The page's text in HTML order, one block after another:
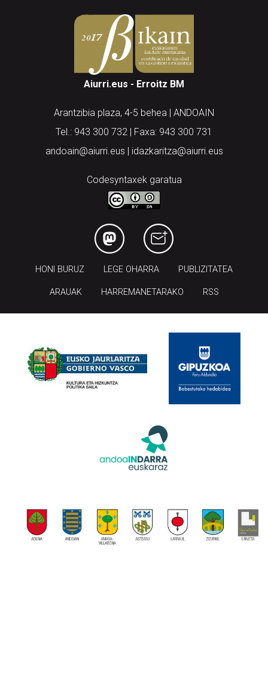
Aiurri.eus - Erroitz BM
Arantzibia plaza, 4-5 behea | ANDOAIN
Tel.: 943 300 732 | Faxa: 943 300 731
andoain@aiurri.eus | idazkaritza@aiurri.eus
Codesyntaxek garatua
HONI BURUZ LEGE OHARRA PUBLIZITATEA
ARAUAK HARREMANETARAKO RSS